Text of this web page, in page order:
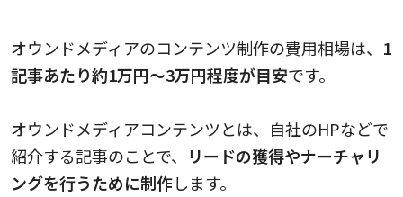
オウンドメディアのコンテンツ制作の費用相場は、 1
記事あたり約1万円～3万円程度が目安です。
オウンドメディアコンテンツとは、自社のHPなどで
紹介する記事のことで、 リードの獲得やナーチャリ
ングを行うために制作します。